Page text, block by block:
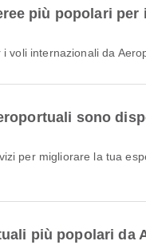
più popolari
voli internazionali da
sono
per migliorare la tua
più popolari da